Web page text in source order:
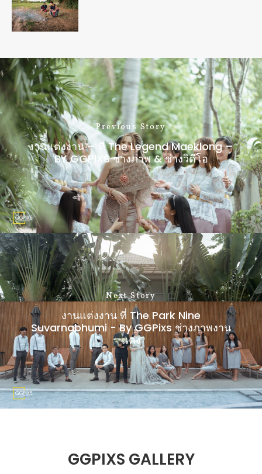
Previous Story
งานแต่งงาน – ที่ The Legend Maeklong –
BY GGPIXS ช่างภาพ & ช่างวิดีโอ
Next Story
งานแต่งงาน ที่ The Park Nine
Suvarnabhumi - By GGPixs ช่างภาพงาน
แต่ง
GGPIXS GALLERY